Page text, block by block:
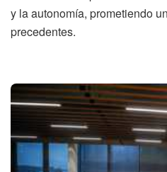
y la autonomía, prometiendo
precedentes.